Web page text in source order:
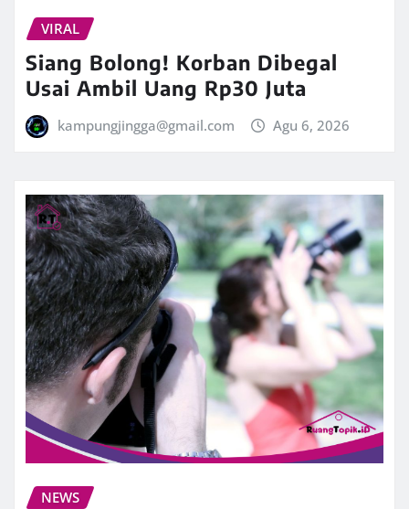
VIRAL
Siang Bolong! Korban Dibegal
Usai Ambil Uang Rp30 Juta
kampungjingga@gmail.com Agu 6, 2026
NEWS